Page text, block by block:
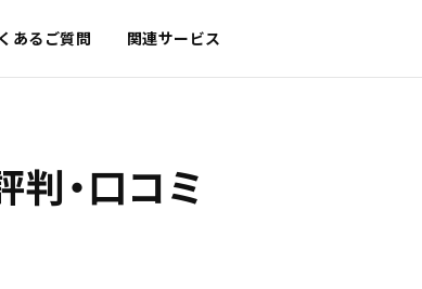
あるご質問 関連サービス
判・口コミ